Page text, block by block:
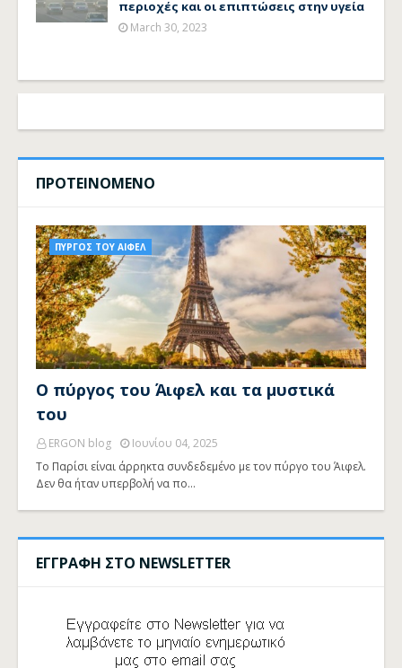
περιοχές και οι επιπτώσεις στην υγεία
March 30, 2023
ΠΡΟΤΕΙΝΟΜΕΝΟ
ΠΥΡΓΟΣ ΤΟΥ ΑΙΦΕΛ
Ο πύργος του Άιφελ και τα μυστικά
του
ERGON blog
Ιουνίου 04, 2025
Το Παρίσι είναι άρρηκτα συνδεδεμένο με τον πύργο του Άιφελ.
Δεν θα ήταν υπερβολή να πο…
ΕΓΓΡΑΦΗ ΣΤΟ NEWSLETTER